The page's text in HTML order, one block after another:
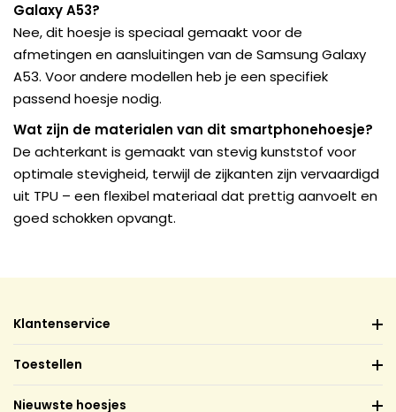
Galaxy A53?
Nee, dit hoesje is speciaal gemaakt voor de
afmetingen en aansluitingen van de Samsung Galaxy
A53. Voor andere modellen heb je een specifiek
passend hoesje nodig.
Wat zijn de materialen van dit smartphonehoesje?
De achterkant is gemaakt van stevig kunststof voor
optimale stevigheid, terwijl de zijkanten zijn vervaardigd
uit TPU – een flexibel materiaal dat prettig aanvoelt en
goed schokken opvangt.
Klantenservice
Toestellen
Nieuwste hoesjes